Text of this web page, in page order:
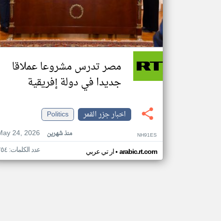
مصر تدرس مشروعا عملاقا
جديدا في دولة إفريقية
اخبار جزر القمر
Politics
24, 2026
منذ شهرين NH91ES
ار تي عربي• arabic.rt.com عدد الكلمات: ٢٥٤